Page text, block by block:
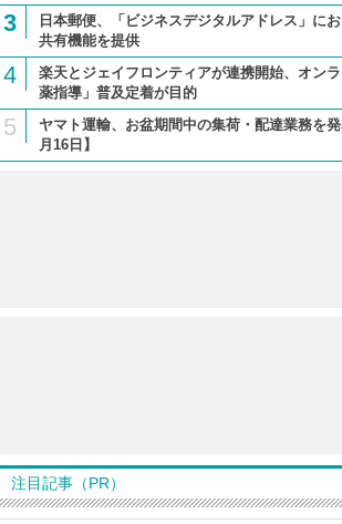
3
日本郵便、「ビジネスデジタルアドレス」に
共有機能を提供
4
楽天とジェイフロンティアが連携開始、オン
薬指導」普及定着が目的
5
ヤマト運輸、お盆期間中の集荷・配達業務を
月16日】
注目記事（PR）